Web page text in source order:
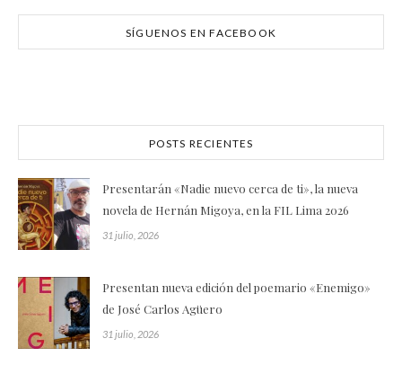
SÍGUENOS EN FACEBOOK
POSTS RECIENTES
Presentarán «Nadie nuevo cerca de ti», la nueva
novela de Hernán Migoya, en la FIL Lima 2026
31 julio, 2026
Presentan nueva edición del poemario «Enemigo»
de José Carlos Agüero
31 julio, 2026